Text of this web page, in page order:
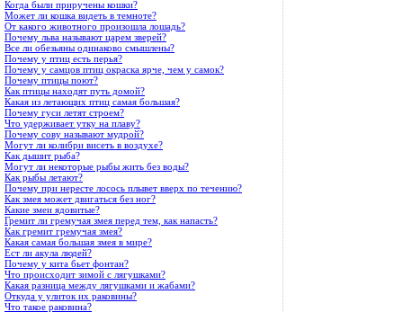
Когда были приручены кошки?
Может ли кошка видеть в темноте?
От какого животного произошла лошадь?
Почему льва называют царем зверей?
Все ли обезьяны одинаково смышлены?
Почему у птиц есть перья?
Почему у самцов птиц окраска ярче, чем у самок?
Почему птицы поют?
Как птицы находят путь домой?
Какая из летающих птиц самая большая?
Почему гуси летят строем?
Что удерживает утку на плаву?
Почему сову называют мудрой?
Могут ли колибри висеть в воздухе?
Как дышит рыба?
Могут ли некоторые рыбы жить без воды?
Как рыбы летают?
Почему при нересте лосось плывет вверх по течению?
Как змея может двигаться без ног?
Какие змеи ядовитые?
Гремит ли гремучая змея перед тем, как напасть?
Как гремит гремучая змея?
Какая самая большая змея в мире?
Ест ли акула людей?
Почему у кита бьет фонтан?
Что происходит зимой с лягушками?
Какая разница между лягушками и жабами?
Откуда у улиток их раковины?
Что такое раковина?